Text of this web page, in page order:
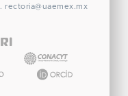
rectoria@uaemex.mx